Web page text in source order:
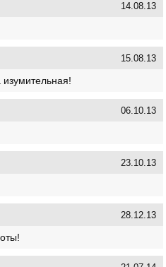
14.08.13
15.08.13
изумительная!
06.10.13
23.10.13
28.12.13